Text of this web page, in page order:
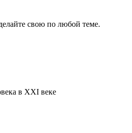
свою по любой теме.
в XXI веке